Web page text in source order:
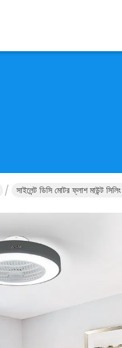
সাইলেন্ট ডিসি মোটর ফ্লাশ মাউন্ট